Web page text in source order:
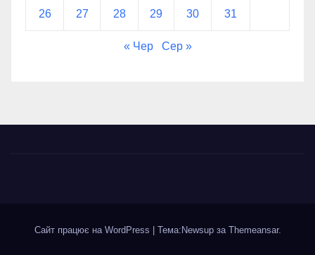
26 27 28 29 30 31
« Чер Сер »
Сайт працює на WordPress Тема:Newsup за Themeansar.